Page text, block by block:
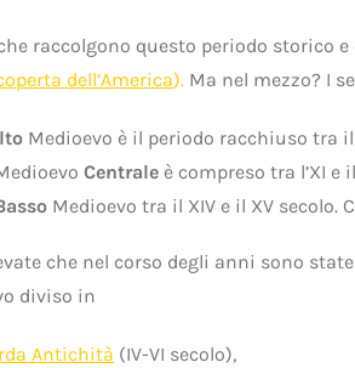
raccolgono questo periodo
dell’America).Ma nel mezzo? I
Medioevo è il periodo racchiuso tra il
Centraleè compreso tra l’XI e
Medioevo tra il XIV e il XV
che nel corso degli anni sono
diviso in
Antichità (IV-VI secolo),